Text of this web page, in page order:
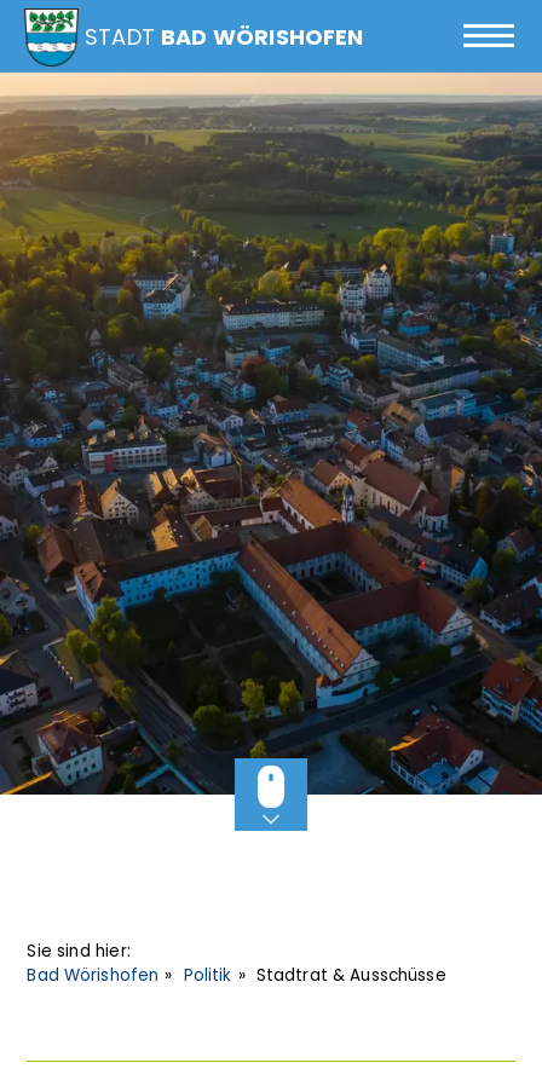
STADT BAD WÖRISHOFEN
Sie sind hier:
Bad Wörishofen
Politik Stadtrat & Ausschüsse